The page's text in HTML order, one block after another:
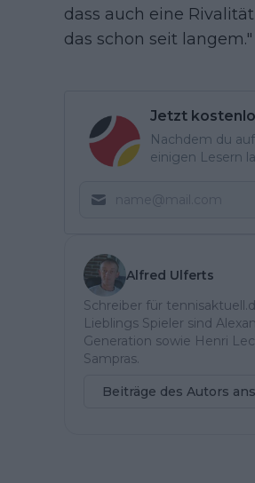
dass auch eine
das schon seit langem."
Jetzt
Nachdem du
einigen Lesern
Alfred Ulferts
Schreiber für
Lieblings Spieler sind
Generation sowie Henri
Sampras.
Beiträge des Autors